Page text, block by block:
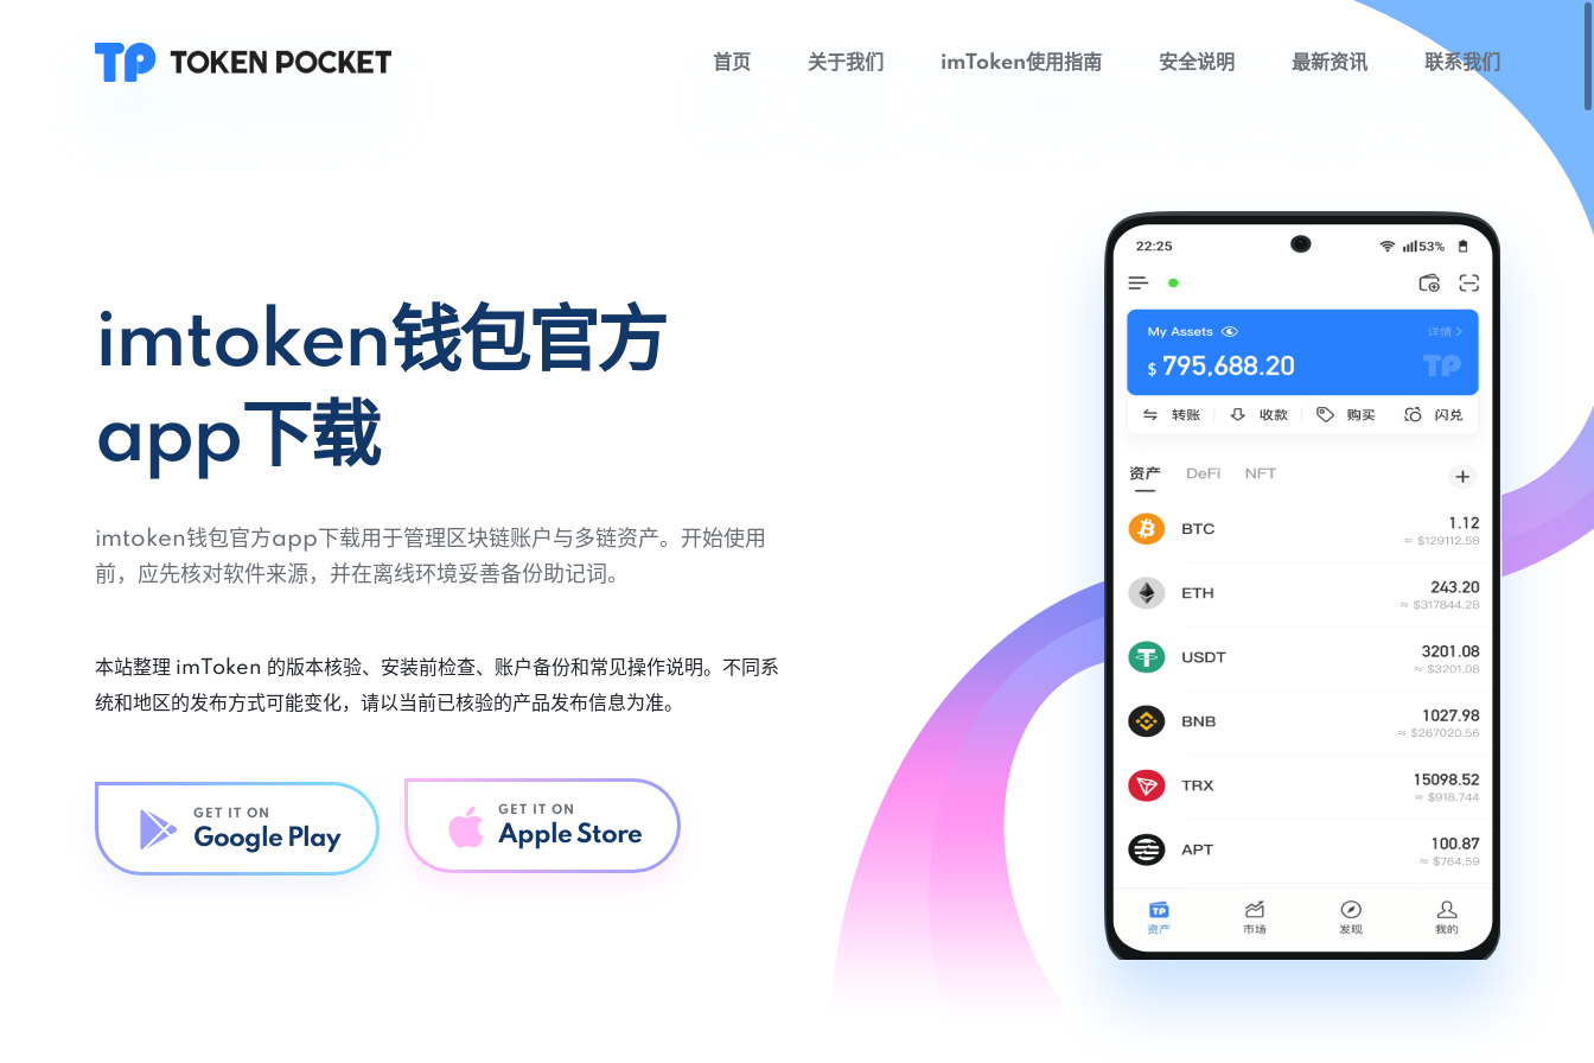
首页 关于我们 imToken使用指南 安全说明 最新资讯 联系我们
imtoken钱包官方
app下载
imtoken钱包官方app下载用于管理区块链账户与多链资产。开始使用
前，应先核对软件来源，并在离线环境妥善备份助记词。
本站整理 imToken 的版本核验、安装前检查、账户备份和常见操作说明。不同系
统和地区的发布方式可能变化，请以当前已核验的产品发布信息为准。
GET IT ON
Google Play
GET IT ON
Apple Store